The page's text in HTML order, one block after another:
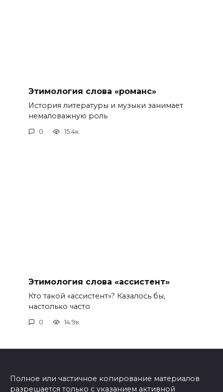
Этимология слова «романс»
История литературы и музыки занимает
немаловажную роль
0 15.4к.
Этимология слова «ассистент»
Кто такой «ассистент»? Казалось бы,
настолько часто
0 14.9к.
Полное или частичное копирование материалов
разрешается только с указанием активной